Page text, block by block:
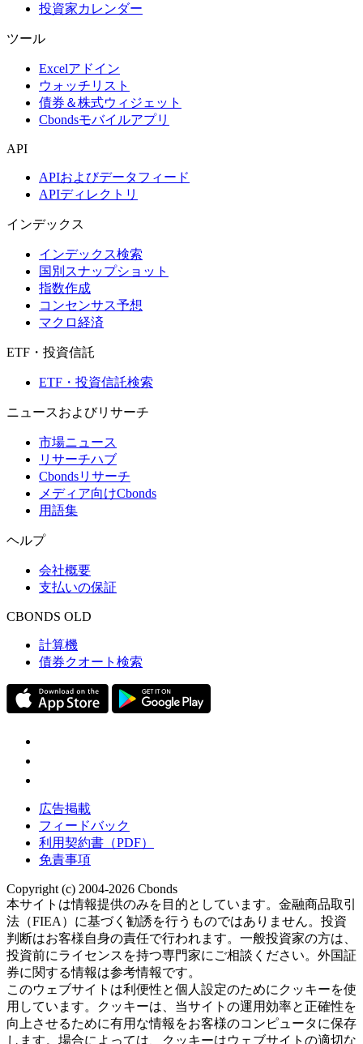
投資家カレンダー
ツール
Excelアドイン
ウォッチリスト
債券＆株式ウィジェット
Cbondsモバイルアプリ
API
APIおよびデータフィード
APIディレクトリ
インデックス
インデックス検索
国別スナップショット
指数作成
コンセンサス予想
マクロ経済
ETF・投資信託
ETF・投資信託検索
ニュースおよびリサーチ
市場ニュース
リサーチハブ
Cbondsリサーチ
メディア向けCbonds
用語集
ヘルプ
会社概要
支払いの保証
CBONDS OLD
計算機
債券クオート検索
広告掲載
フィードバック
利用契約書（PDF）
免責事項
Copyright (c) 2004-2026 Cbonds
本サイトは情報提供のみを目的としています。金融商品取引
法（FIEA）に基づく勧誘を行うものではありません。投資
判断はお客様自身の責任で行われます。一般投資家の方は、
投資前にライセンスを持つ専門家にご相談ください。外国証
券に関する情報は参考情報です。
このウェブサイトは利便性と個人設定のためにクッキーを使
用しています。クッキーは、当サイトの運用効率と正確性を
向上させるために有用な情報をお客様のコンピュータに保存
します。場合によっては、クッキーはウェブサイトの適切な